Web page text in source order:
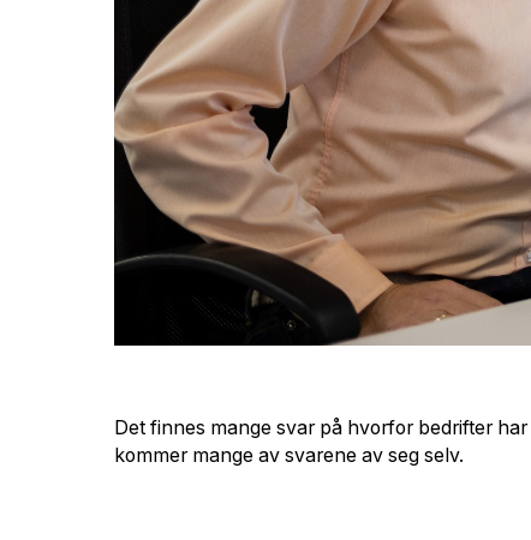
Det finnes mange svar på hvorfor bedrifter
kommer mange av svarene av seg selv.